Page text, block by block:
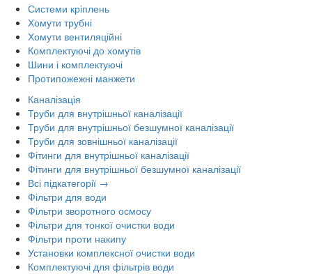
Системи кріплень
Хомути трубні
Хомути вентиляційні
Комплектуючі до хомутів
Шини і комплектуючі
Протипожежні манжети
Каналізація
Труби для внутрішньої каналізації
Труби для внутрішньої безшумної каналізації
Труби для зовнішньої каналізації
Фітинги для внутрішньої каналізації
Фітинги для внутрішньої безшумної каналізації
Всі підкатегорії →
Фільтри для води
Фільтри зворотного осмосу
Фільтри для тонкої очистки води
Фільтри проти накипу
Установки комплексної очистки води
Комплектуючі для фільтрів води